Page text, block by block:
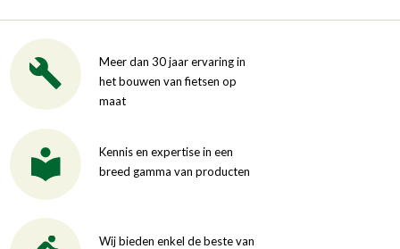
Meer dan 30 jaar ervaring in
het bouwen van fietsen op
maat
Kennis en expertise in een
breed gamma van producten
Wij bieden enkel de beste van